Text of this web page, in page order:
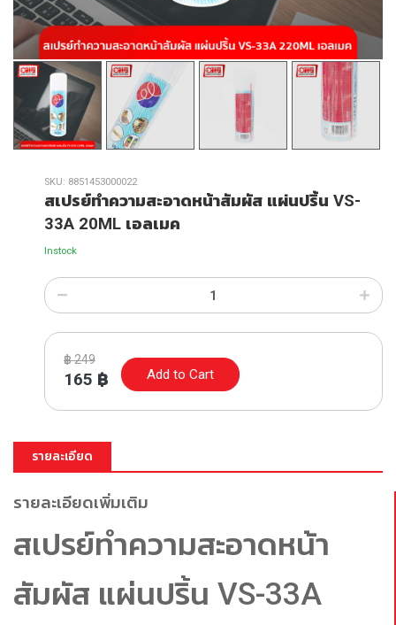
SKU: 8851453000022
สเปรย์ทำความสะอาดหน้าสัมผัส แผ่นปริ้น VS-
33A 20ML เอลเมค
Instock
฿249
165 ฿ Add to Cart
รายละเอียด
รายละเอียดเพิ่มเติม
สเปรย์ทำความสะอาดหน้า
สัมผัส แผ่นปริ้น VS-33A